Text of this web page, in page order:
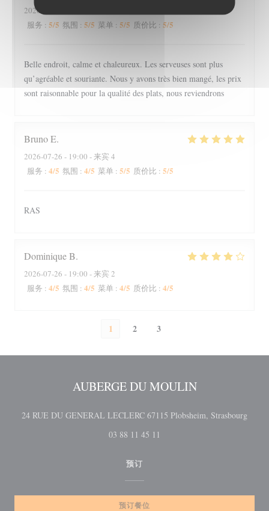
2026-07-26
服务 : 5/5 氛围 : 5/5 菜单 : 5/5 质价比 : 5/5
Belle endroit, calme et chaleureux. Les serveuses sont plus
qu’agréable et souriante. Nous y avons très bien mangé, les prix
sont raisonnable pour la qualité des plats, nous reviendrons
BrunoE
2026-07-26 - 19:00 - 来宾 4
服务 : 4/5 氛围 : 4/5 菜单 : 5/5 质价比 : 5/5
RAS
DominiqueB
2026-07-26 - 19:00 - 来宾 2
服务 : 4/5 氛围 : 4/5 菜单 : 4/5 质价比 : 4/5
1 2 3
AUBERGE DU MOULIN
24 RUE DU GENERAL LECLERC 67115 Plobsheim, Strasbourg((在
03 88 11 45 11
预订
预订餐位